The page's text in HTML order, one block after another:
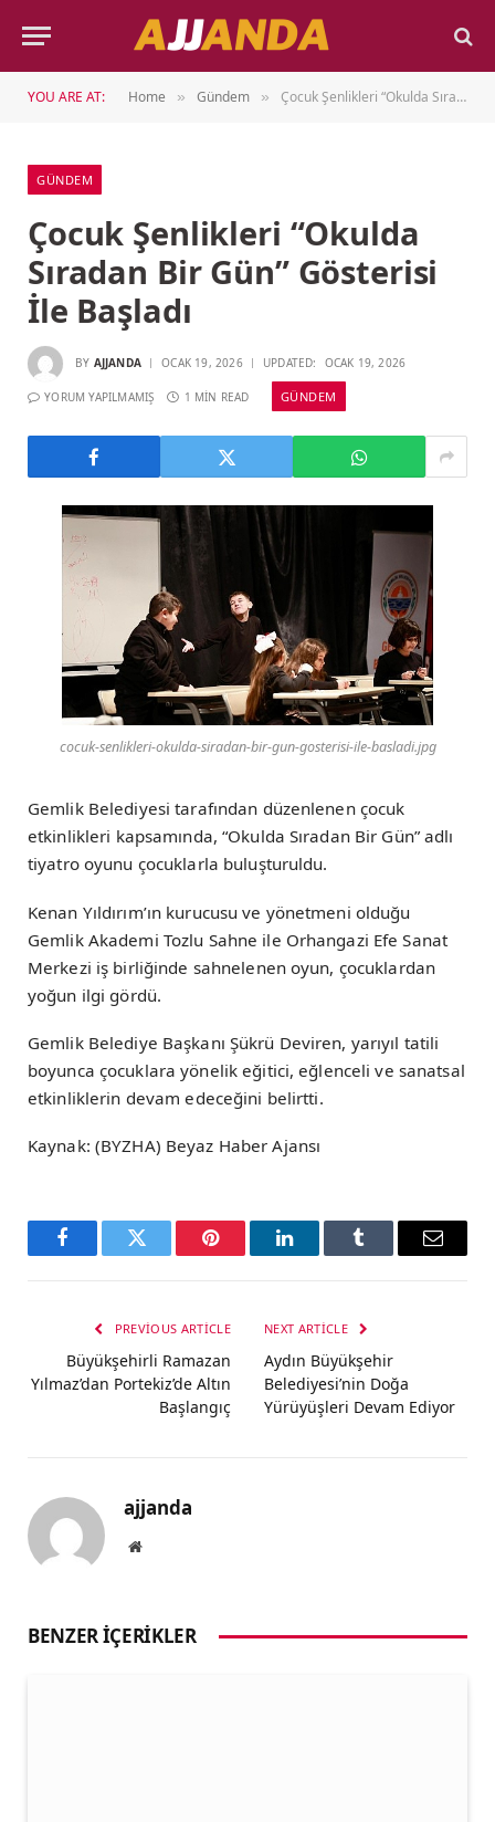
YOU ARE AT: Home » Gündem » Çocuk Şenlikleri “Okulda Sıradan Bir Gün” Gösterisi İle Başladı
GÜNDEM
Çocuk Şenlikleri “Okulda
Sıradan Bir Gün” Gösterisi
İle Başladı
BY AJJANDA OCAK 19, 2026 UPDATED: OCAK 19, 2026
YORUM YAPILMAMIŞ 1 MIN READ GÜNDEM
cocuk-senlikleri-okulda-siradan-bir-gun-gosterisi-ile-basladi.jpg
Gemlik Belediyesi tarafından düzenlenen çocuk
etkinlikleri kapsamında, “Okulda Sıradan Bir Gün” adlı
tiyatro oyunu çocuklarla buluşturuldu.
Kenan Yıldırım’ın kurucusu ve yönetmeni olduğu
Gemlik Akademi Tozlu Sahne ile Orhangazi Efe Sanat
Merkezi iş birliğinde sahnelenen oyun, çocuklardan
yoğun ilgi gördü.
Gemlik Belediye Başkanı Şükrü Deviren, yarıyıl tatili
boyunca çocuklara yönelik eğitici, eğlenceli ve sanatsal
etkinliklerin devam edeceğini belirtti.
Kaynak: (BYZHA) Beyaz Haber Ajansı
FacebookTwitter Pinterest LinkedInTumblr Email
PREVIOUS ARTICLE
Büyükşehirli Ramazan
Yılmaz’dan Portekiz’de Altın
Başlangıç
NEXT ARTICLE
Aydın Büyükşehir
Belediyesi’nin Doğa
Yürüyüşleri Devam Ediyor
ajjanda
Website
BENZER İÇERIKLER